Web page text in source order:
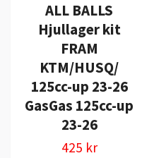
ALL BALLS
Hjullager kit
FRAM
KTM/HUSQ/
125cc-up 23-26
GasGas 125cc-up
23-26
425 kr